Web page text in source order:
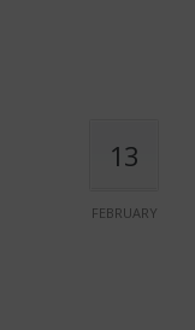
13
FEBRUARY